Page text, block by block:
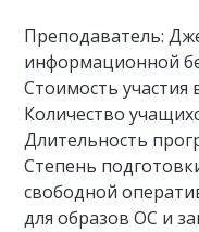
Преподаватель:
информационной
Стоимость участия
Количество
Длительность
Степень
свободной
для образов ОС и